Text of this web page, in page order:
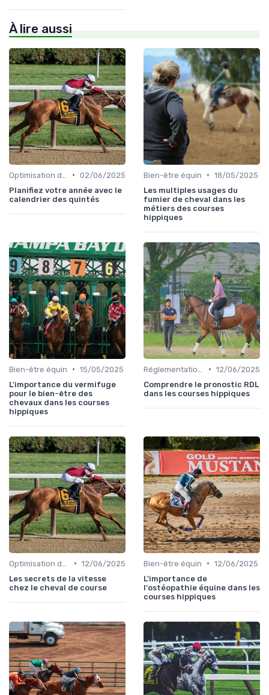
À lire aussi
• 02/06/2025
Planifiez votre année avec le
calendrier des quintés
Bien-être équin • 18/05/2025
Les multiples usages du
fumier de cheval dans les
métiers des courses
hippiques
Bien-être équin • 15/05/2025
L'importance du vermifuge
pour le bien-être des
chevaux dans les courses
hippiques
• 12/06/2025
Comprendre le pronostic RDL
dans les courses hippiques
• 12/06/2025
Les secrets de la vitesse
chez le cheval de course
Bien-être équin • 12/06/2025
L'importance de
l'ostéopathie équine dans les
courses hippiques